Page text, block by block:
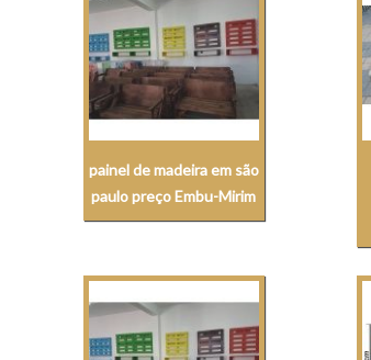
painel de madeira em são
paulo preço Embu-Mirim